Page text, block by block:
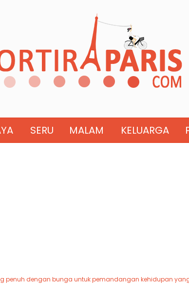
SERU MALAM KELUARGA
penuh dengan bunga untuk pemandangan kehidupan